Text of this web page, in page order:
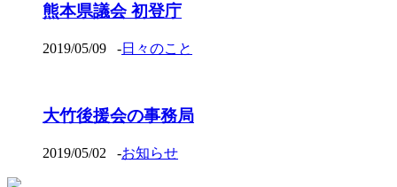
熊本県議会 初登庁
2019/05/09 -日々のこと
大竹後援会の事務局
2019/05/02 -お知らせ